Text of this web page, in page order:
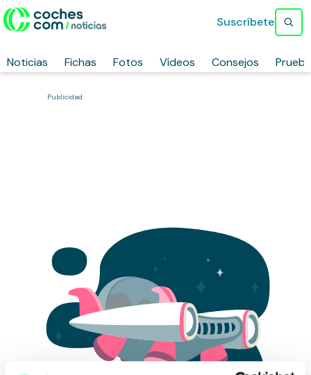
Noticias Fichas Fotos Vídeos Consejos
Suscríbete
Publicidad